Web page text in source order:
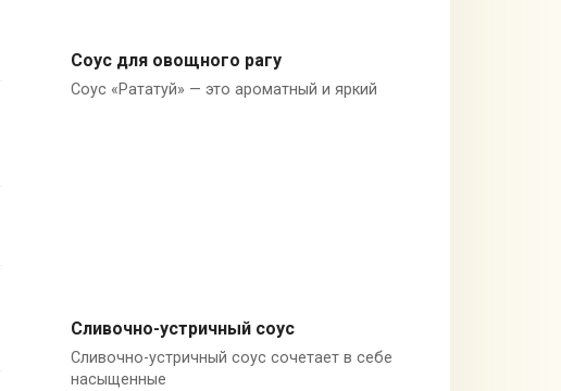
Помидоры
Соус для овощного рагу
Соус «Рататуй» — это ароматный и яркий
Сливки
Сливочно-устричный соус
Сливочно-устричный соус сочетает в себе
насыщенные